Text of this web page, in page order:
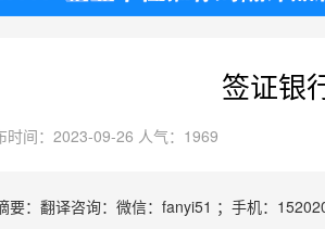
签证银
时间：2023-09-26 人气：1969
要：翻译咨询：微信：fanyi51 ；手机：